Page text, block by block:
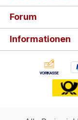
Forum
Informationen